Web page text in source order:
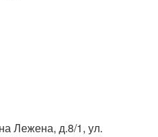
Лежена, д.8/1, ул.